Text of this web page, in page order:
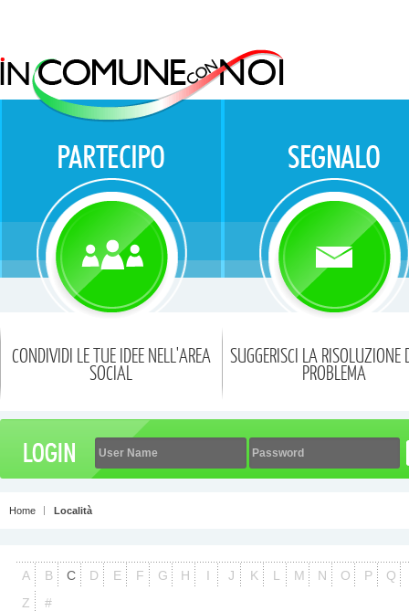
CONDIVIDI LE TUE IDEE NELL'AREA
SOCIAL
SUGGERISCI LA RISOLUZIONE
PROBLEMA
Home Località
A B C D E F G H I J K L M N O P
Q
Z
#